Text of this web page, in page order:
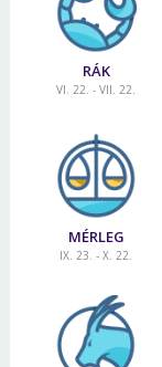
RÁK
VI. 22. - VII. 22.
MÉRLEG
IX. 23. - X. 22.